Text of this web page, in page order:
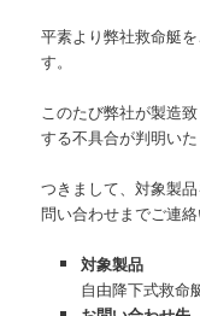
平素より弊社救命艇
す。
このたび弊社が製造
する不具合が判明いた
つきまして、対象製
問い合わせまでご連
対象製品
自由降下式救命